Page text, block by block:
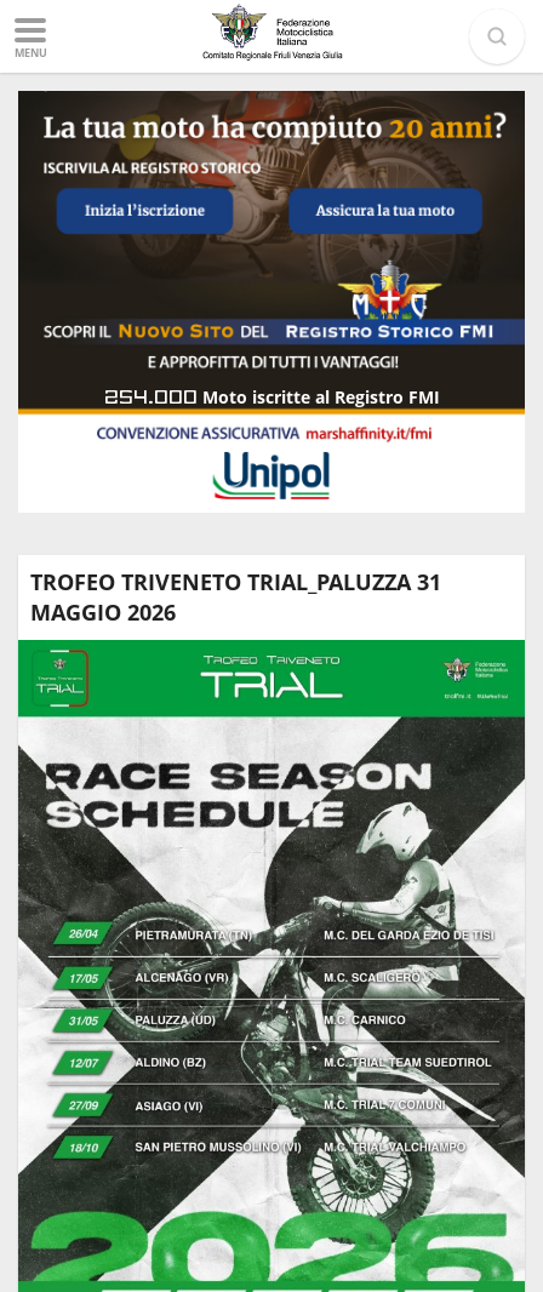
MENU
254.000 Moto iscritte al Registro FMI
TROFEO TRIVENETO TRIAL_PALUZZA 31
MAGGIO 2026